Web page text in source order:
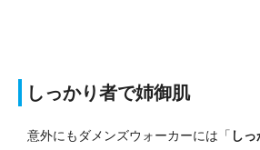
しっかり者で姉御肌
意外にもダメンズウォーカーには「 し